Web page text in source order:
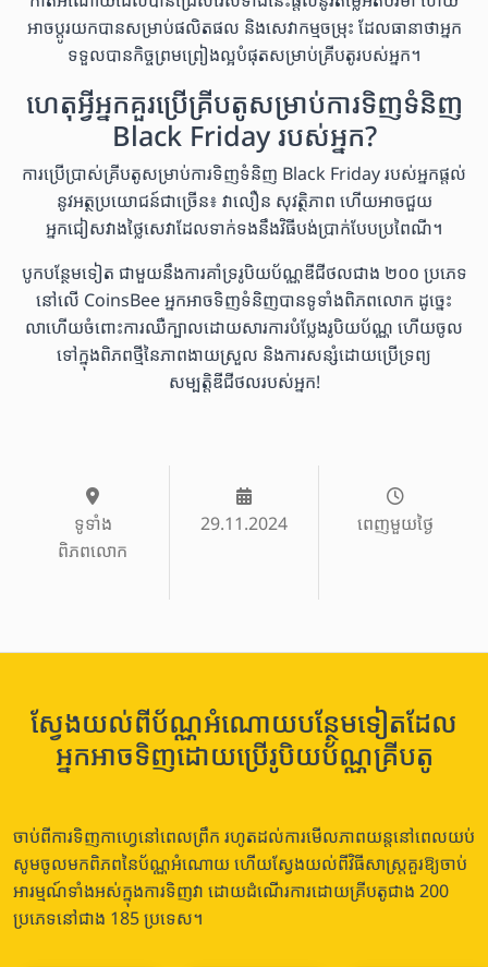
អាចប្តូរយកបានសម្រាប់ផលិតផល និងសេវាកម្មចម្រុះ ដែលធានាថាអ្នក
ទទួលបានកិច្ចព្រមព្រៀងល្អបំផុតសម្រាប់គ្រីបតូរបស់អ្នក។
ហេតុអ្វីអ្នកគួរប្រើគ្រីបតូសម្រាប់ការទិញទំនិញ
Black Friday របស់អ្នក?
ការប្រើប្រាស់គ្រីបតូសម្រាប់ការទិញទំនិញ Black Friday របស់អ្នកផ្តល់
នូវអត្ថប្រយោជន៍ជាច្រើន៖ វាលឿន សុវត្ថិភាព ហើយអាចជួយ
អ្នកជៀសវាងថ្លៃសេវាដែលទាក់ទងនឹងវិធីបង់ប្រាក់បែបប្រពៃណី។
បូកបន្ថែមទៀត ជាមួយនឹងការគាំទ្ររូបិយប័ណ្ណឌីជីថលជាង ២០០ ប្រភេទ
នៅលើ CoinsBee អ្នកអាចទិញទំនិញបានទូទាំងពិភពលោក ដូច្នេះ
លាហើយចំពោះការឈឺក្បាលដោយសារការបំប្លែងរូបិយប័ណ្ណ ហើយចូល
ទៅក្នុងពិភពថ្មីនៃភាពងាយស្រួល និងការសន្សំដោយប្រើទ្រព្យ
សម្បត្តិឌីជីថលរបស់អ្នក!
ទូទាំង
ពិភពលោក
29.11.2024 ពេញមួយថ្ងៃ
ស្វែងយល់ពីប័ណ្ណអំណោយបន្ថែមទៀតដែល
អ្នកអាចទិញដោយប្រើរូបិយប័ណ្ណគ្រីបតូ
ចាប់ពីការទិញកាហ្វេនៅពេលព្រឹក រហូតដល់ការមើលភាពយន្តនៅពេលយប់
សូមចូលមកពិភពនៃប័ណ្ណអំណោយ ហើយស្វែងយល់ពីវិធីសាស្រ្តគួរឱ្យចាប់
អារម្មណ៍ទាំងអស់ក្នុងការទិញវា ដោយដំណើរការដោយគ្រីបតូជាង 200
ប្រភេទនៅជាង 185 ប្រទេស។